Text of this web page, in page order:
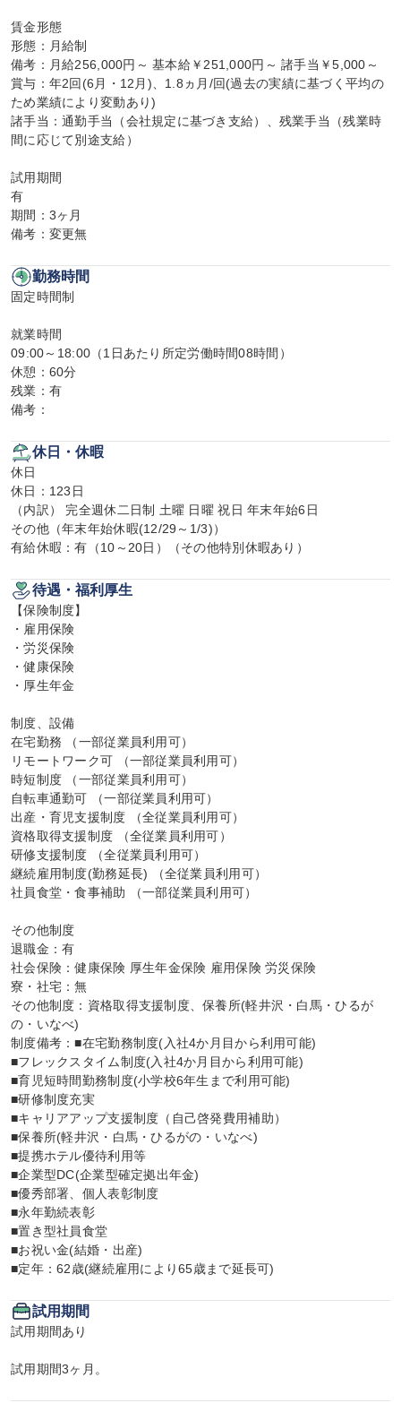
賃金形態
形態：月給制
備考：月給256,000円～ 基本給￥251,000円～ 諸手当￥5,000～
賞与：年2回(6月・12月)、1.8ヵ月/回(過去の実績に基づく平均の
ため業績により変動あり)
諸手当：通勤手当（会社規定に基づき支給）、残業手当（残業時
間に応じて別途支給）
試用期間
有
期間：3ヶ月
備考：変更無
勤務時間
固定時間制
就業時間
09:00～18:00（1日あたり所定労働時間08時間）
休憩：60分
残業：有
備考：
休日・休暇
休日
休日：123日
（内訳） 完全週休二日制 土曜 日曜 祝日 年末年始6日
その他（年末年始休暇(12/29～1/3)）
有給休暇：有（10～20日）（その他特別休暇あり）
待遇・福利厚生
【保険制度】
・雇用保険
・労災保険
・健康保険
・厚生年金
制度、設備
在宅勤務 （一部従業員利用可）
リモートワーク可 （一部従業員利用可）
時短制度 （一部従業員利用可）
自転車通勤可 （一部従業員利用可）
出産・育児支援制度 （全従業員利用可）
資格取得支援制度 （全従業員利用可）
研修支援制度 （全従業員利用可）
継続雇用制度(勤務延長) （全従業員利用可）
社員食堂・食事補助 （一部従業員利用可）
その他制度
退職金：有
社会保険：健康保険 厚生年金保険 雇用保険 労災保険
寮・社宅：無
その他制度：資格取得支援制度、保養所(軽井沢・白馬・ひるが
の・いなべ)
制度備考：■在宅勤務制度(入社4か月目から利用可能)
■フレックスタイム制度(入社4か月目から利用可能)
■育児短時間勤務制度(小学校6年生まで利用可能)
■研修制度充実
■キャリアアップ支援制度（自己啓発費用補助）
■保養所(軽井沢・白馬・ひるがの・いなべ)
■提携ホテル優待利用等
■企業型DC(企業型確定拠出年金)
■優秀部署、個人表彰制度
■永年勤続表彰
■置き型社員食堂
■お祝い金(結婚・出産)
■定年：62歳(継続雇用により65歳まで延長可)
試用期間
試用期間あり
試用期間3ヶ月。